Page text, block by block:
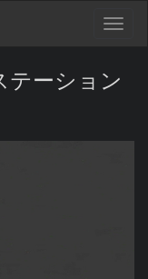
テーション